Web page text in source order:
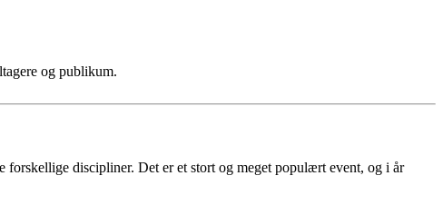
og publikum.
discipliner. Det er et stort og meget populært event, og i år